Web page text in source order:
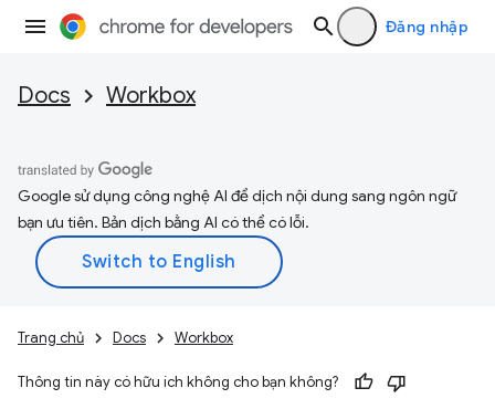
Đăng nhập
Docs Workbox
Google sử dụng công nghệ AI để dịch nội dung sang ngôn ngữ
bạn ưu tiên. Bản dịch bằng AI có thể có lỗi.
Trang chủ Docs Workbox
Thông tin này có hữu ích không cho bạn không?